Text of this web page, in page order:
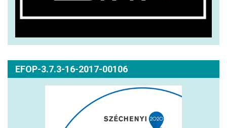
EFOP-3.7.3-16-2017-00106